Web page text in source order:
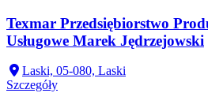
Texmar Przedsiębiorstwo
Usługowe Marek Jędrzejowski
Laski, 05-080, Laski
Szczegóły